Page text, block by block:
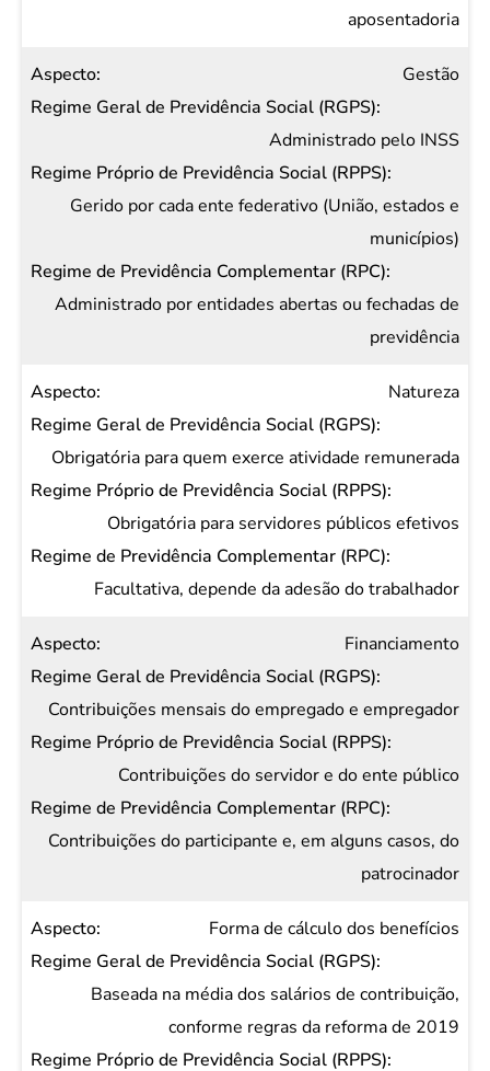
Regime de
Previdência
(RPC)
aposentadoria
Gestão
Administrado pelo INSS
Gerido por cada ente federativo (União, estados e
municípios)
Administrado por entidades abertas ou fechadas de
previdência
Natureza
Obrigatória para quem exerce atividade remunerada
Obrigatória para servidores públicos efetivos
Facultativa, depende da adesão do trabalhador
Financiamento
Contribuições mensais do empregado e empregador
Contribuições do servidor e do ente público
Contribuições do participante e, em alguns casos, do
patrocinador
Forma de cálculo dos benefícios
Baseada na média dos salários de contribuição,
conforme regras da reforma de 2019